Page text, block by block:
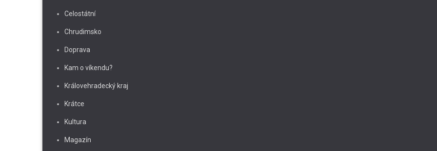
Celostátní
Chrudimsko
Doprava
Kam o víkendu?
Královehradecký kraj
Krátce
Kultura
Magazín